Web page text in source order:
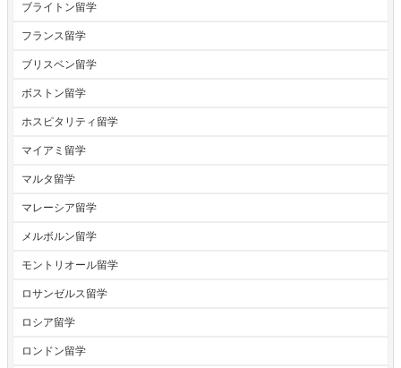
ブライトン留学
フランス留学
ブリスベン留学
ボストン留学
ホスピタリティ留学
マイアミ留学
マルタ留学
マレーシア留学
メルボルン留学
モントリオール留学
ロサンゼルス留学
ロシア留学
ロンドン留学